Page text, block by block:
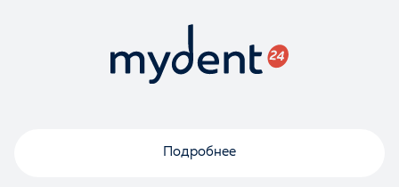
Подробнее